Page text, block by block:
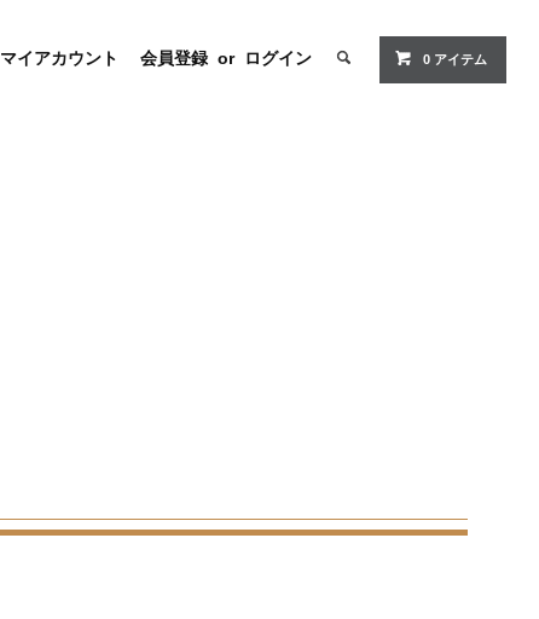
マイアカウント 会員登録 or ログイン 0 アイテム